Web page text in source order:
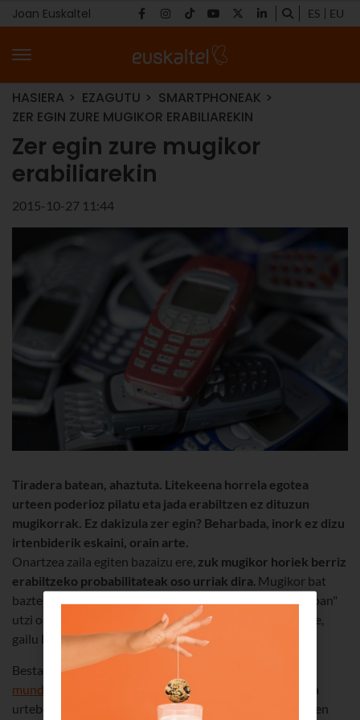
Joan Euskaltel ES EU
HASIERA EZAGUTU
SMARTPHONEAK
ZER EGIN ZURE MUGIKOR ERABILIAREKIN
Zer egin zure mugikor
erabiliarekin
2015-10-27 11:44
Tiradera batean, ahaztuta. Litekeena horrela egotea
urteen poderioz pilatu eta jada erabiltzen ez dituzun
mugikorrak. Ez dakizula zer egin? Beharbada, inork ez dizu
irtenbiderik eskaini, orain arte.
Onartzea zaila egiten bazaizu ere, zuk mugikor horiek berriz
erabiltzeko probabilitateak oso urriak dira. Mugikor bat
bazterrera uzten dugunean, mugarik gabeko "hibernazioan"
utzi ohi dugu, normalean,
per saecula saeculorum
. Izan ere,
gailu berriak bereganatu ohi du gure arreta guztia.
Bestalde, kontuan izanik
munduan biztanle baino mugikor gehiago daudela
duela
urtebetez geroztik eta jende askok bi urtez behin aldatzen